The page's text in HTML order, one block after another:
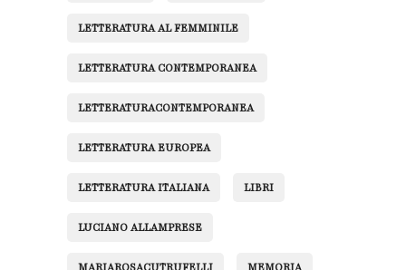
LETTERATURA AL FEMMINILE
LETTERATURA CONTEMPORANEA
LETTERATURACONTEMPORANEA
LETTERATURA EUROPEA
LETTERATURA ITALIANA LIBRI
LUCIANO ALLAMPRESE
MARIAROSACUTRUFELLI MEMORIA